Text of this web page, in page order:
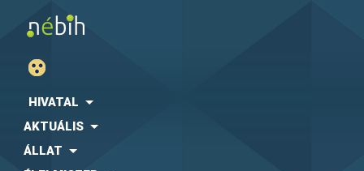
HIVATAL
AKTUÁLIS
ÁLLAT